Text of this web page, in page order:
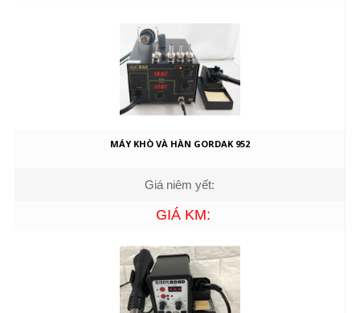
MÁY KHÒ VÀ HÀN GORDAK 952
Giá niêm yết:
GIÁ KM: